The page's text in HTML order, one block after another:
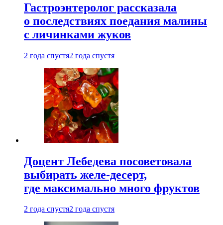
Гастроэнтеролог рассказала
о последствиях поедания малины
с личинками жуков
2 года спустя2 года спустя
Доцент Лебедева посоветовала
выбирать желе-десерт,
где максимально много фруктов
2 года спустя2 года спустя